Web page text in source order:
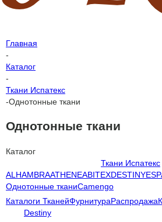
Главная
-
Каталог
-
Ткани Испатекс
-Однотонные ткани
Однотонные ткани
Каталог
Ткани Испатекс
ALHAMBRAATHENEABITEXDESTINY
Однотонные тканиCamengo
Каталоги Тканей
Destiny
ФурнитураРаспродажа